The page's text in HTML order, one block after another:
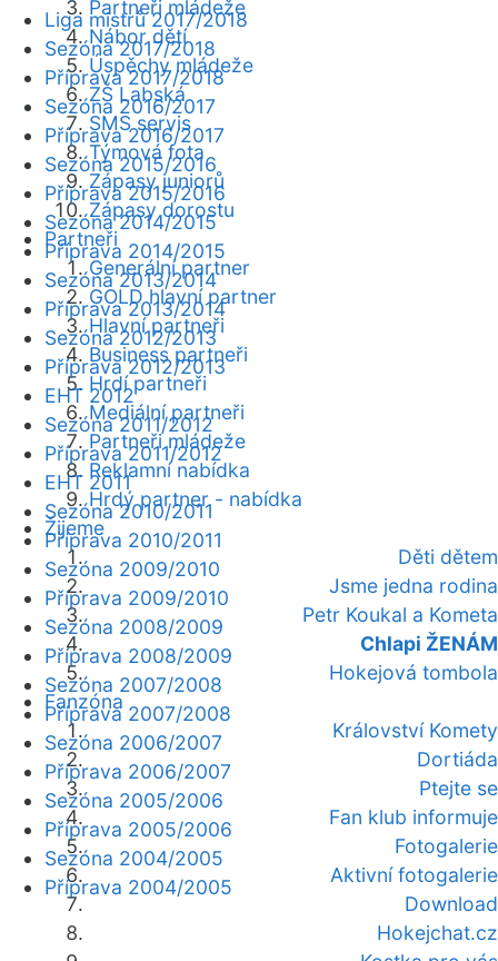
Partneři mládeže
Nábor dětí
Úspěchy mládeže
ZŠ Labská
SMS servis
Týmová fota
Zápasy juniorů
Zápasy dorostu
Partneři
Generální partner
GOLD hlavní partner
Hlavní partneři
Business partneři
Hrdí partneři
Mediální partneři
Partneři mládeže
Reklamní nabídka
Hrdý partner - nabídka
Žijeme
Děti dětem
Jsme jedna rodina
Petr Koukal a Kometa
Chlapi ŽENÁM
Hokejová tombola
Fanzóna
Království Komety
Dortiáda
Ptejte se
Fan klub informuje
Fotogalerie
Aktivní fotogalerie
Download
Hokejchat.cz
Liga mistrů 2017/2018
Sezóna 2017/2018
Příprava 2017/2018
Sezóna 2016/2017
Příprava 2016/2017
Sezóna 2015/2016
Příprava 2015/2016
Sezóna 2014/2015
Příprava 2014/2015
Sezóna 2013/2014
Příprava 2013/2014
Sezóna 2012/2013
Příprava 2012/2013
EHT 2012
Sezóna 2011/2012
Příprava 2011/2012
EHT 2011
Sezóna 2010/2011
Příprava 2010/2011
Sezóna 2009/2010
Příprava 2009/2010
Sezóna 2008/2009
Příprava 2008/2009
Sezóna 2007/2008
Příprava 2007/2008
Sezóna 2006/2007
Příprava 2006/2007
Sezóna 2005/2006
Příprava 2005/2006
Sezóna 2004/2005
Příprava 2004/2005